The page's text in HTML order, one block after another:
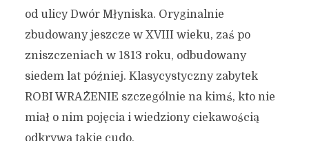
od ulicy Dwór Młyniska. Oryginalnie
zbudowany jeszcze w XVIII wieku, zaś po
zniszczeniach w 1813 roku, odbudowany
siedem lat później. Klasycystyczny zabytek
ROBI WRAŻENIE szczególnie na kimś, kto nie
miał o nim pojęcia i wiedziony ciekawością
odkrywa takie cudo.